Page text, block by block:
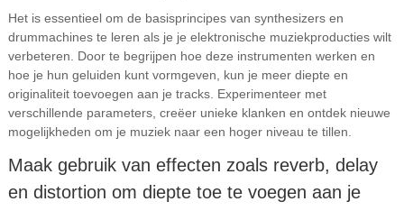
Het is essentieel om de basisprincipes van synthesizers en
drummachines te leren als je je elektronische muziekproducties wilt
verbeteren. Door te begrijpen hoe deze instrumenten werken en
hoe je hun geluiden kunt vormgeven, kun je meer diepte en
originaliteit toevoegen aan je tracks. Experimenteer met
verschillende parameters, creëer unieke klanken en ontdek nieuwe
mogelijkheden om je muziek naar een hoger niveau te tillen.
Maak gebruik van effecten zoals reverb, delay
en distortion om diepte toe te voegen aan je